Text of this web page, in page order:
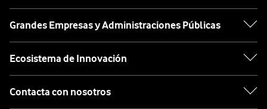
Grandes Empresas y Administraciones Públicas
Ecosistema de Innovación
Contacta con nosotros